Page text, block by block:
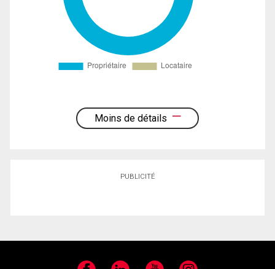
Moins de détails
PUBLICITÉ